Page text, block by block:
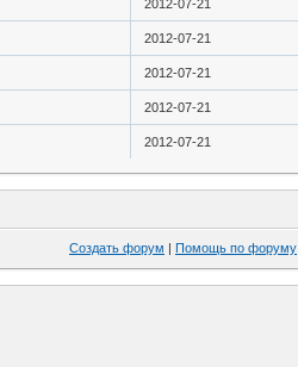
2012-07-21
2012-07-21
2012-07-21
2012-07-21
2012-07-21
Создать форум | Помощь по форуму